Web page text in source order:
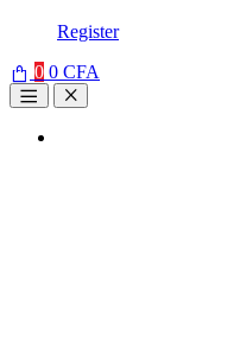
Register
0 0 CFA
Open Close